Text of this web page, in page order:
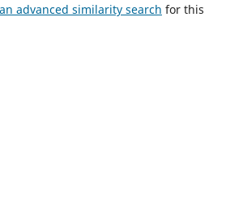
advanced similarity search for this